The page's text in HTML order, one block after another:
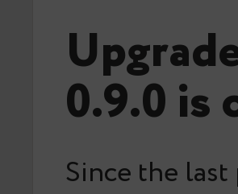
0.9.0 is
Since the last